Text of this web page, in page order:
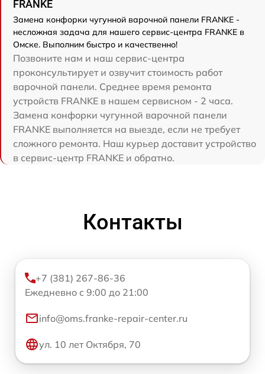
FRANKE
Замена конфорки чугунной варочной панели FRANKE -
несложная задача для нашего сервис-центра FRANKE в
Омске. Выполним быстро и качественно!
Позвоните нам и наш сервис-центра
проконсультирует и озвучит стоимость работ
варочной панели. Среднее время ремонта
устройств FRANKE в нашем сервисном - 2 часа.
Замена конфорки чугунной варочной панели
FRANKE выполняется на выезде, если не требует
сложного ремонта. Наш курьер доставит устройство
в сервис-центр FRANKE и обратно.
Контакты
+7 (381) 267-86-36
Ежедневно с 9:00 до 21:00
info@oms.franke-repair-center.ru
ул. 10 лет Октября, 70